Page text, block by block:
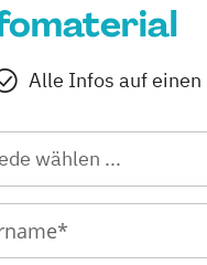
Alle Infos auf einen
wählen ...